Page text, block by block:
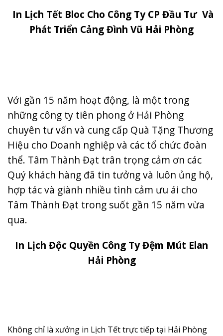
In Lịch Tết Bloc Cho Công Ty CP Đầu Tư Và
Phát Triển Cảng Đình Vũ Hải Phòng
Với gần 15 năm hoạt động, là một trong
những công ty tiên phong ở Hải Phòng
chuyên tư vấn và cung cấp Quà Tặng Thương
Hiệu cho Doanh nghiệp và các tổ chức đoàn
thể. Tâm Thành Đạt trân trọng cảm ơn các
Quý khách hàng đã tin tưởng và luôn ủng hộ,
hợp tác và giành nhiều tình cảm ưu ái cho
Tâm Thành Đạt trong suốt gần 15 năm vừa
qua.
In Lịch Độc Quyền Công Ty Đệm Mút Elan
Hải Phòng
Không chỉ là xưởng in Lịch Tết trực tiếp tại Hải Phòng